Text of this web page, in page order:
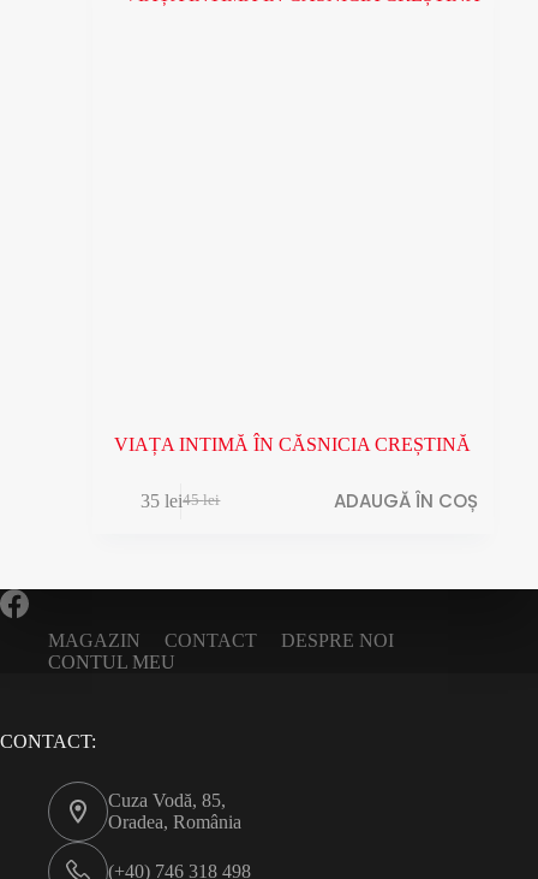
VIAȚA INTIMĂ ÎN CĂSNICIA CREȘTINĂ
45lei
35lei ADAUGĂ ÎN COȘ
MAGAZIN CONTACT
DESPRE NOI
CONTUL MEU
CONTACT:
Cuza Vodă, 85,
Oradea, România
(+40) 746 318 498